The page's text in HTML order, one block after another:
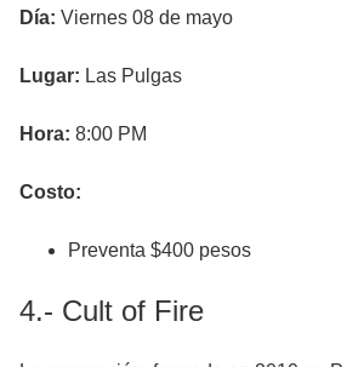
Día: Viernes 08 de mayo
Lugar: Las Pulgas
Hora: 8:00 PM
Costo:
Preventa $400 pesos
4.- Cult of Fire